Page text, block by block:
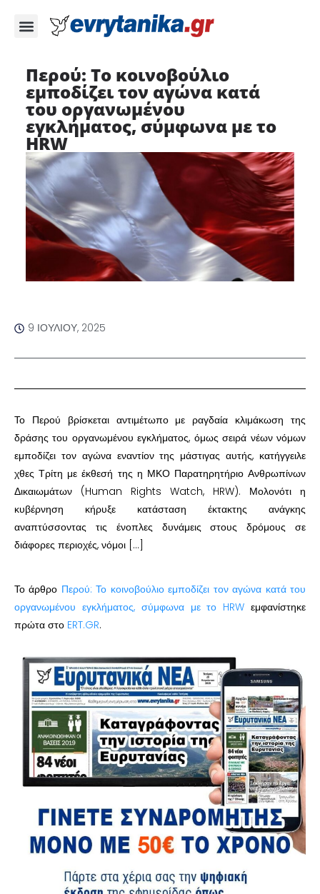
Περού: Το κοινοβούλιο
εμποδίζει τον αγώνα κατά
του οργανωμένου
εγκλήματος, σύμφωνα με το
HRW
9 ΙΟΥΛΊΟΥ, 2025
Το Περού βρίσκεται αντιμέτωπο με ραγδαία κλιμάκωση της
δράσης του οργανωμένου εγκλήματος, όμως σειρά νέων νόμων
εμποδίζει τον αγώνα εναντίον της μάστιγας αυτής, κατήγγειλε
χθες Τρίτη με έκθεσή της η ΜΚΟ Παρατηρητήριο Ανθρωπίνων
Δικαιωμάτων (Human Rights Watch, HRW). Μολονότι η
κυβέρνηση κήρυξε κατάσταση έκτακτης ανάγκης
αναπτύσσοντας τις ένοπλες δυνάμεις στους δρόμους σε
διάφορες περιοχές, νόμοι […]
Το άρθρο Περού: Το κοινοβούλιο εμποδίζει τον αγώνα κατά του
οργανωμένου εγκλήματος, σύμφωνα με το HRW εμφανίστηκε
πρώτα στο ERT.GR.